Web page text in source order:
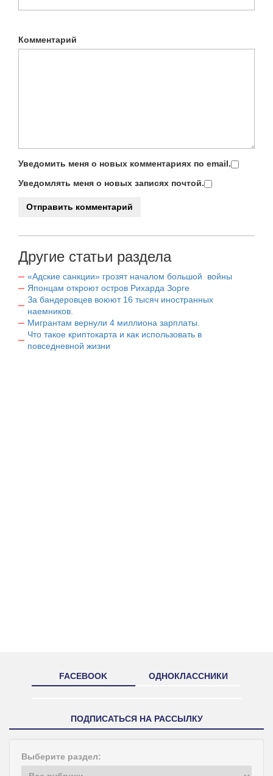
Комментарий
Уведомить меня о новых комментариях по email.
Уведомлять меня о новых записях почтой.
Другие статьи раздела
«Адские санкции» грозят началом большой войны
Японцам откроют остров Рихарда Зорге
За бандеровцев воюют 16 тысяч иностранных
наемников.
Мигрантам вернули 4 миллиона зарплаты.
Что такое криптокарта и как использовать в
повседневной жизни
FACEBOOK ОДНОКЛАССНИКИ
ПОДПИСАТЬСЯ НА РАССЫЛКУ
Выберите раздел: